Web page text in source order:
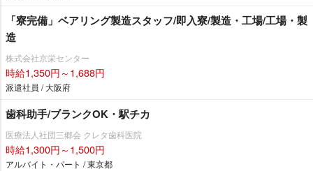
「寮完備」ベアリング製造スタッフ/即入寮/製造・工場/工場・製
造
株式会社京栄センター
時給1,350円～1,688円
派遣社員 / 大阪府
歯科助手/ブランクOK・駅チカ
医療法人社団三郷会 クレタ歯科医院
時給1,300円～1,500円
アルバイト・パート / 東京都